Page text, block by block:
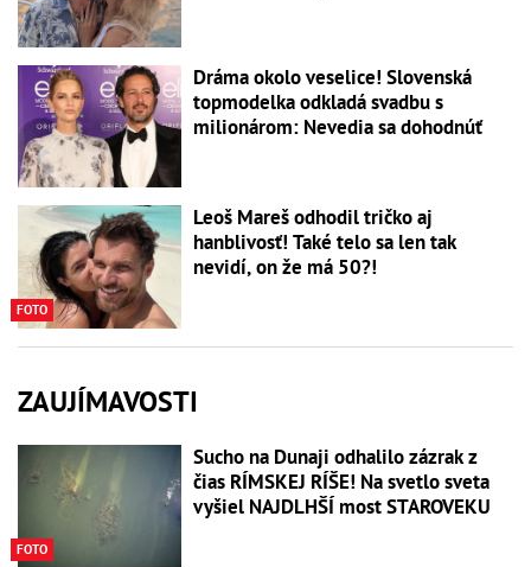
Dráma okolo veselice! Slovenská
topmodelka odkladá svadbu s
milionárom: Nevedia sa dohodnúť
FOTO
Leoš Mareš odhodil tričko aj
hanblivosť! Také telo sa len tak
nevidí, on že má 50?!
ZAUJÍMAVOSTI
FOTO
Sucho na Dunaji odhalilo zázrak z
čias RÍMSKEJ RÍŠE! Na svetlo sveta
vyšiel NAJDLHŠÍ most STAROVEKU